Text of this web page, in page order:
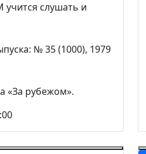
учится слушать и
№ 35 (1000), 1979
«За рубежом».